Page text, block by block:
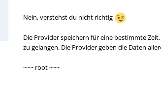
Nein, verstehst du nicht richtig
Die Provider speichern für eine bestimmte
zu gelangen. Die Provider geben die Daten
~~~ root ~~~